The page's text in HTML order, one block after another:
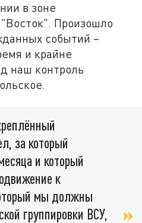
в зоне
Произошло
событий –
и крайне
наш контроль
за который
и который
к
мы должны
группировки ВСУ,